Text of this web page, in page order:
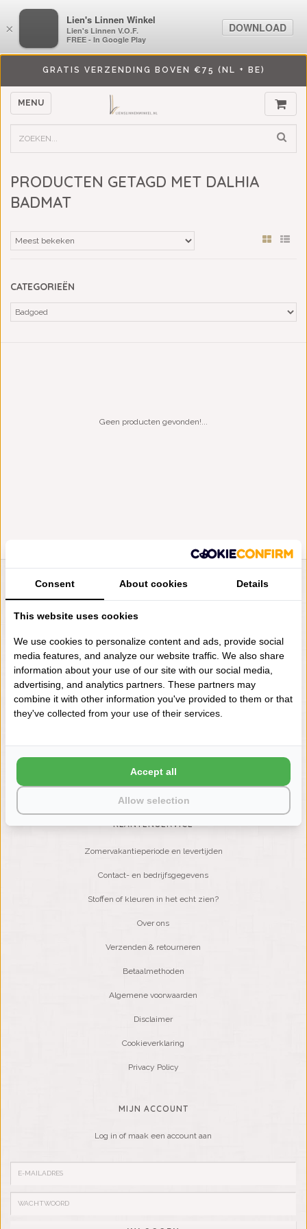
GRATIS VERZENDING BOVEN €75 (NL + BE)
MENU
PRODUCTEN GETAGD MET DALHIA
BADMAT
CATEGORIEËN
Geen producten gevonden!...
LIENSLINNENWINKEL.NL
VRAGEN? BEL DAN
NIEUWSBRIEF
Wilt u op de hoogte blijven?
Word lid van onze mailinglijst:
KLANTENSERVICE
Zomervakantieperiode en levertijden
Contact- en bedrijfsgegevens
Stoffen of kleuren in het echt zien?
Over ons
Verzenden & retourneren
Betaalmethoden
Algemene voorwaarden
Disclaimer
Cookieverklaring
Privacy Policy
MIJN ACCOUNT
Log in of maak een account aan
×
LiensLinnenwinkel.nl
Lien's Linnen V.O.F.
FREE - In Google Play
DOWNLOAD
Consent About cookies Details
This website uses cookies
We use cookies to personalize content and ads, provide social
media features, and analyze our website traffic. We also share
information about your use of our site with our social media,
advertising, and analytics partners. These partners may
combine it with other information you've provided to them or that
they've collected from your use of their services.
Allow selection
Accept all
×
Lien's Linnen Winkel
Lien's Linnen V.O.F.
FREE - In Google Play
DOWNLOAD